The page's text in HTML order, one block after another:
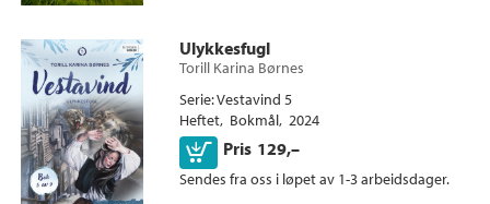
Ulykkesfugl
Torill Karina Børnes
Serie Vestavind 5
Heftet Bokmål 2024
Pris 129,–
Kjøp
Sendes fra oss i løpet av 1-3 arbeidsdager.